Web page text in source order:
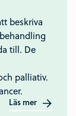
beskriva
till. De
palliativ.
Läs mer